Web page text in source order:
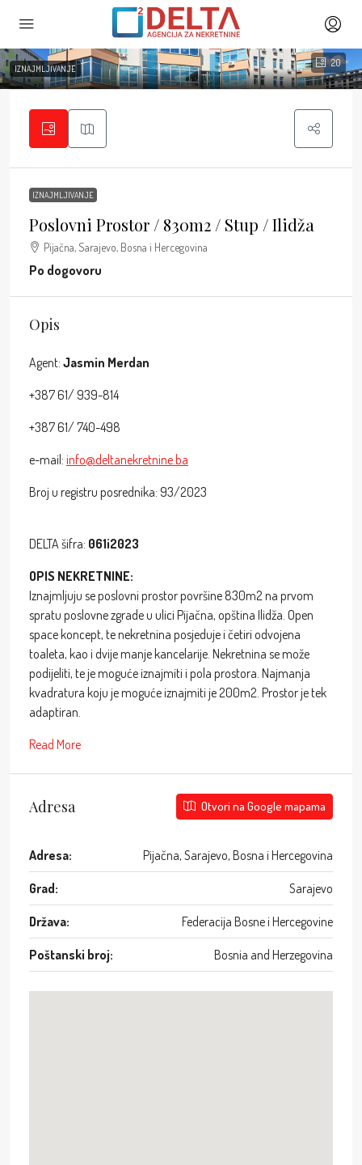
20
IZNAJMLJIVANJE
IZNAJMLJIVANJE
Poslovni Prostor / 830m2 / Stup / Ilidža
Pijačna, Sarajevo, Bosna i Hercegovina
Po dogovoru
Opis
Agent: Jasmin Merdan
+387 61/ 939-814
+387 61/ 740-498
e-mail: info@deltanekretnine.ba
Broj u registru posrednika: 93/2023
DELTA šifra: 061i2023
OPIS NEKRETNINE:
Iznajmljuju se poslovni prostor površine 830m2 na prvom
spratu poslovne zgrade u ulici Pijačna, opština Ilidža. Open
space koncept, te nekretnina posjeduje i četiri odvojena
toaleta, kao i dvije manje kancelarije. Nekretnina se može
podijeliti, te je moguće iznajmiti i pola prostora. Najmanja
kvadratura koju je moguće iznajmiti je 200m2. Prostor je tek
adaptiran.
Read More
Adresa Otvori na Google mapama
Adresa: Pijačna, Sarajevo, Bosna i Hercegovina
Grad: Sarajevo
Država: Federacija Bosne i Hercegovine
Poštanski broj: Bosnia and Herzegovina